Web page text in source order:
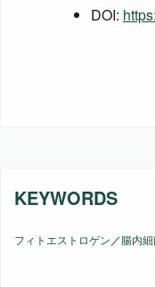
DOI:
KEYWORDS
フィトエストロゲン ／腸内